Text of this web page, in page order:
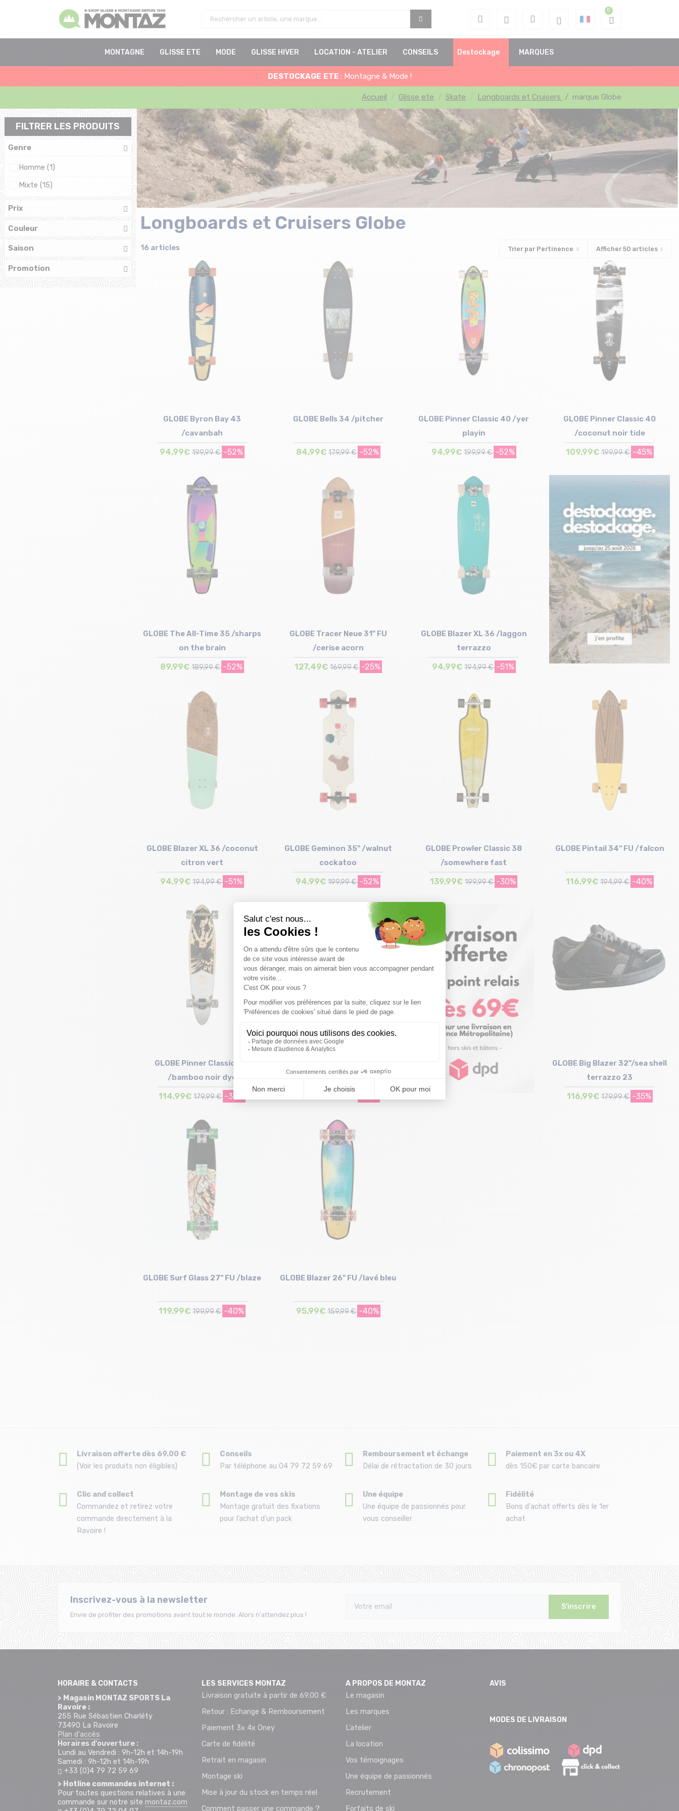
MONTAGNE GLISSE ETE MODE GLISSE HIVER LOCATION - ATELIER CONSEILS Destockage MARQUES
DESTOCKAGE ETE : Montagne & Mode !
Accueil Glisse ete Skate Longboards et Cruisers / marque Globe
FILTRER LES PRODUITS
Genre
Homme (1)
Mixte (15)
Prix
Couleur
Saison
Promotion
Longboards et Cruisers Globe
16 articles Trier par Pertinence Afficher50articles
Taille en stock
GLOBE Byron Bay 43
/cavanbah
94,99€ 199,99 € -52%
Taille en stock
T.U
GLOBE Bells 34 /pitcher
84,99€ 179,99 € -52%
Taille en stock
T.U
GLOBE Pinner Classic 40 /yer
playin
94,99€ 199,99 € -52%
GLOBE Pinner Classic 40
/coconut noir tide
109,99€ 199,99 € -45%
Taille en stock
T.U
GLOBE The All-Time 35 /sharps
on the brain
89,99€ 189,99 € -52%
Taille en stock
GLOBE Tracer Neue 31" FU
/cerise acorn
127,49€ 169,99 € -25%
Taille en stock
T.U
GLOBE Blazer XL 36 /laggon
terrazzo
94,99€ 194,99 € -51%
Taille en stock
T.U
GLOBE Blazer XL 36 /coconut
citron vert
94,99€ 194,99 € -51%
GLOBE Geminon 35" /walnut
cockatoo
94,99€ 199,99 € -52%
T.U
GLOBE Prowler Classic 38
/somewhere fast
139,99€ 199,99 € -30%
T.U
GLOBE Pintail 34" FU /falcon
116,99€ 194,99 € -40%
Taille en stock
T.U
GLOBE Pinner Classic 40"
/bamboo noir dye
114,99€ 179,99 € -36%
Taille en stock
T.U
terrazzo
GLOBE Big Blazer 32"/sea shell
terrazzo 23
116,99€ 179,99 € -35%
GLOBE Surf Glass 27" FU /blaze
119,99€ 199,99 € -40%
GLOBE Blazer 26" FU /lavé bleu
95,99€ 159,99 € -40%
Livraison offerte dès 69.00 €
(Voir les produits non éligibles)
Conseils
Par téléphone au 04 79 72 59 69
Remboursement et échange
Délai de rétractation de 30 jours
Paiement en 3x ou 4X
dès 150€ par carte bancaire
Clic and collect
Commandez et retirez votre
commande directement à la
Ravoire !
Montage de vos skis
Montage gratuit des fixations
pour l’achat d'un pack
Une équipe
Une équipe de passionnés pour
vous conseiller
Fidélité
Bons d'achat offerts dès le 1er
achat
Inscrivez-vous à la newsletter
Envie de profiter des promotions avant tout le monde. Alors n'attendez plus !
S'inscrire
HORAIRE & CONTACTS
> Magasin MONTAZ SPORTS La
Ravoire :
255 Rue Sébastien Charléty
73490 La Ravoire
Plan d'accès
Horaires d'ouverture :
Lundi au Vendredi : 9h-12h et 14h-19h
Samedi : 9h-12h et 14h-19h
+33 (0)4 79 72 59 69
> Hotline commandes internet :
Pour toutes questions relatives à une
commande sur notre site montaz.com
LES SERVICES MONTAZ
Livraison gratuite à partir de 69.00 €
Retour : Echange & Remboursement
Paiement 3x 4x Oney
Carte de fidélité
Retrait en magasin
Montage ski
Mise à jour du stock en temps réel
Comment passer une commande ?
A PROPOS DE MONTAZ
Le magasin
Les marques
L’atelier
La location
Vos témoignages
Une équipe de passionnés
Recrutement
Forfaits de ski
AVIS
MODES DE LIVRAISON